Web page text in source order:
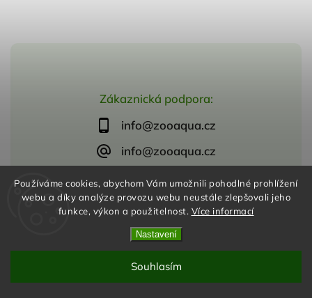
Používáme cookies, abychom Vám umožnili pohodlné prohlížení
webu a díky analýze provozu webu neustále zlepšovali jeho
funkce, výkon a použitelnost. Více informací
Nastavení
Souhlasím
Zákaznická podpora:
info@zooaqua.cz
info@zooaqua.cz
Copyright 2026ZooAqua, s.r.o. Všechna práva vyhrazena.
VytvořilShoptet| Design